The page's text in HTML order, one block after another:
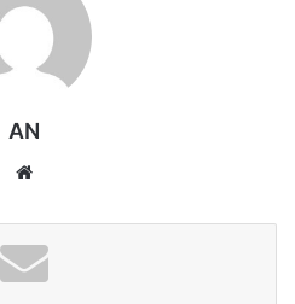
AN